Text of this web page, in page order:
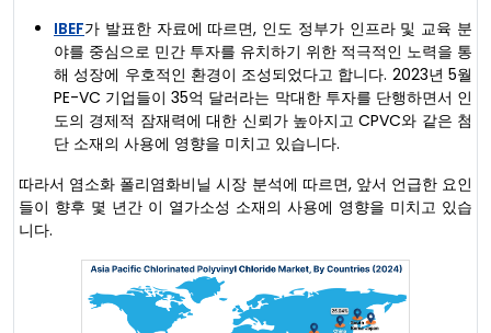
IBEF가 발표한 자료에 따르면, 인도 정부가 인프라 및 교육 분
야를 중심으로 민간 투자를 유치하기 위한 적극적인 노력을 통
해 성장에 우호적인 환경이 조성되었다고 합니다. 2023년 5월
PE-VC 기업들이 35억 달러라는 막대한 투자를 단행하면서 인
도의 경제적 잠재력에 대한 신뢰가 높아지고 CPVC와 같은 첨
단 소재의 사용에 영향을 미치고 있습니다.
따라서 염소화 폴리염화비닐 시장 분석에 따르면, 앞서 언급한 요인
들이 향후 몇 년간 이 열가소성 소재의 사용에 영향을 미치고 있습
니다.